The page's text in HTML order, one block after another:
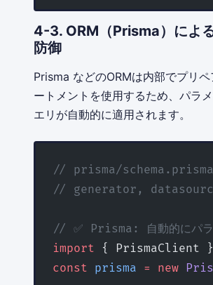
4-3. ORM（Prisma）によ
防御
Prisma などのORMは内部でプリペ
ートメントを使用するため、パラ
エリが自動的に適用されます。
// prisma/schema.prisma
// generator, datasource
// ✅ Prisma: 自動的にパラ
import { PrismaClient }
const prisma = new